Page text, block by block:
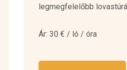
legmegfelelőbb
Ár: 30 € / ló / óra